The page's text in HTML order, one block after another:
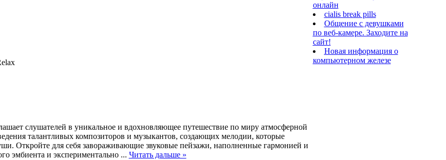
слушателей в уникальное и вдохновляющее путешествие по миру атмосферной
талантливых композиторов и музыкантов, создающих мелодии, которые
Откройте для себя завораживающие звуковые пейзажи, наполненные гармонией и
эмбиента и экспериментально ... Читать дальше »
онлайн
cialis break pills
Общение с девушками
по веб-камере. Заходите на
сайт!
Новая информация о
компьютерном железе